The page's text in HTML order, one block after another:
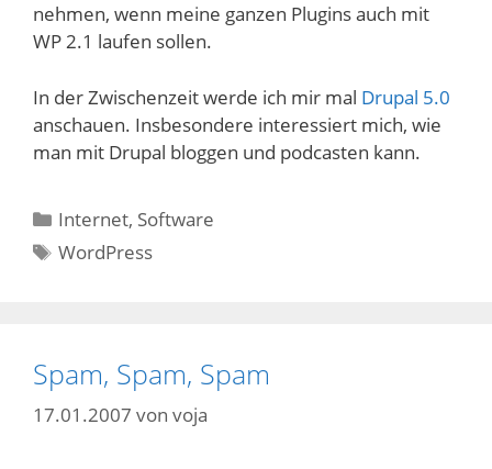
nehmen, wenn meine ganzen Plugins auch mit
WP 2.1 laufen sollen.
In der Zwischenzeit werde ich mir mal Drupal 5.0
anschauen. Insbesondere interessiert mich, wie
man mit Drupal bloggen und podcasten kann.
Kategorien
Internet, Software
Schlagwörter
WordPress
Spam, Spam, Spam
17.01.2007 von voja